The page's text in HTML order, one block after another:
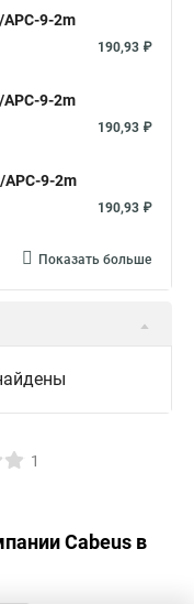
APC-9-2m
190,93 ₽
APC-9-2m
190,93 ₽
APC-9-2m
190,93 ₽
Показать больше
1
Cabeus в